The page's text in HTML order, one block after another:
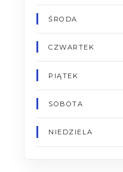
ŚRODA
CZWARTEK
PIĄTEK
SOBOTA
NIEDZIELA